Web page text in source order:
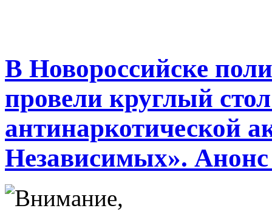
В Новороссийске
провели круглый
антинаркотической
Независимых».